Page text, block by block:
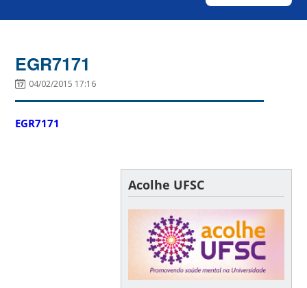
EGR7171
04/02/2015 17:16
EGR7171
Acolhe UFSC